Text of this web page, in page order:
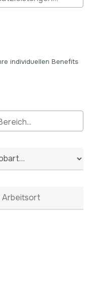
individuellen Benefits